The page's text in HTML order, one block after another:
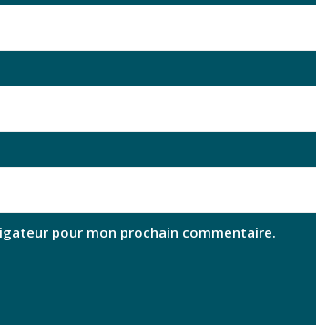
pour mon prochain commentaire.